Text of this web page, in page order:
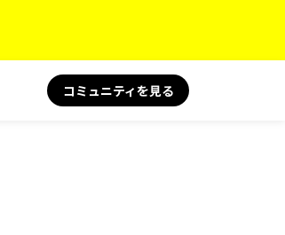
コミュニティを見る